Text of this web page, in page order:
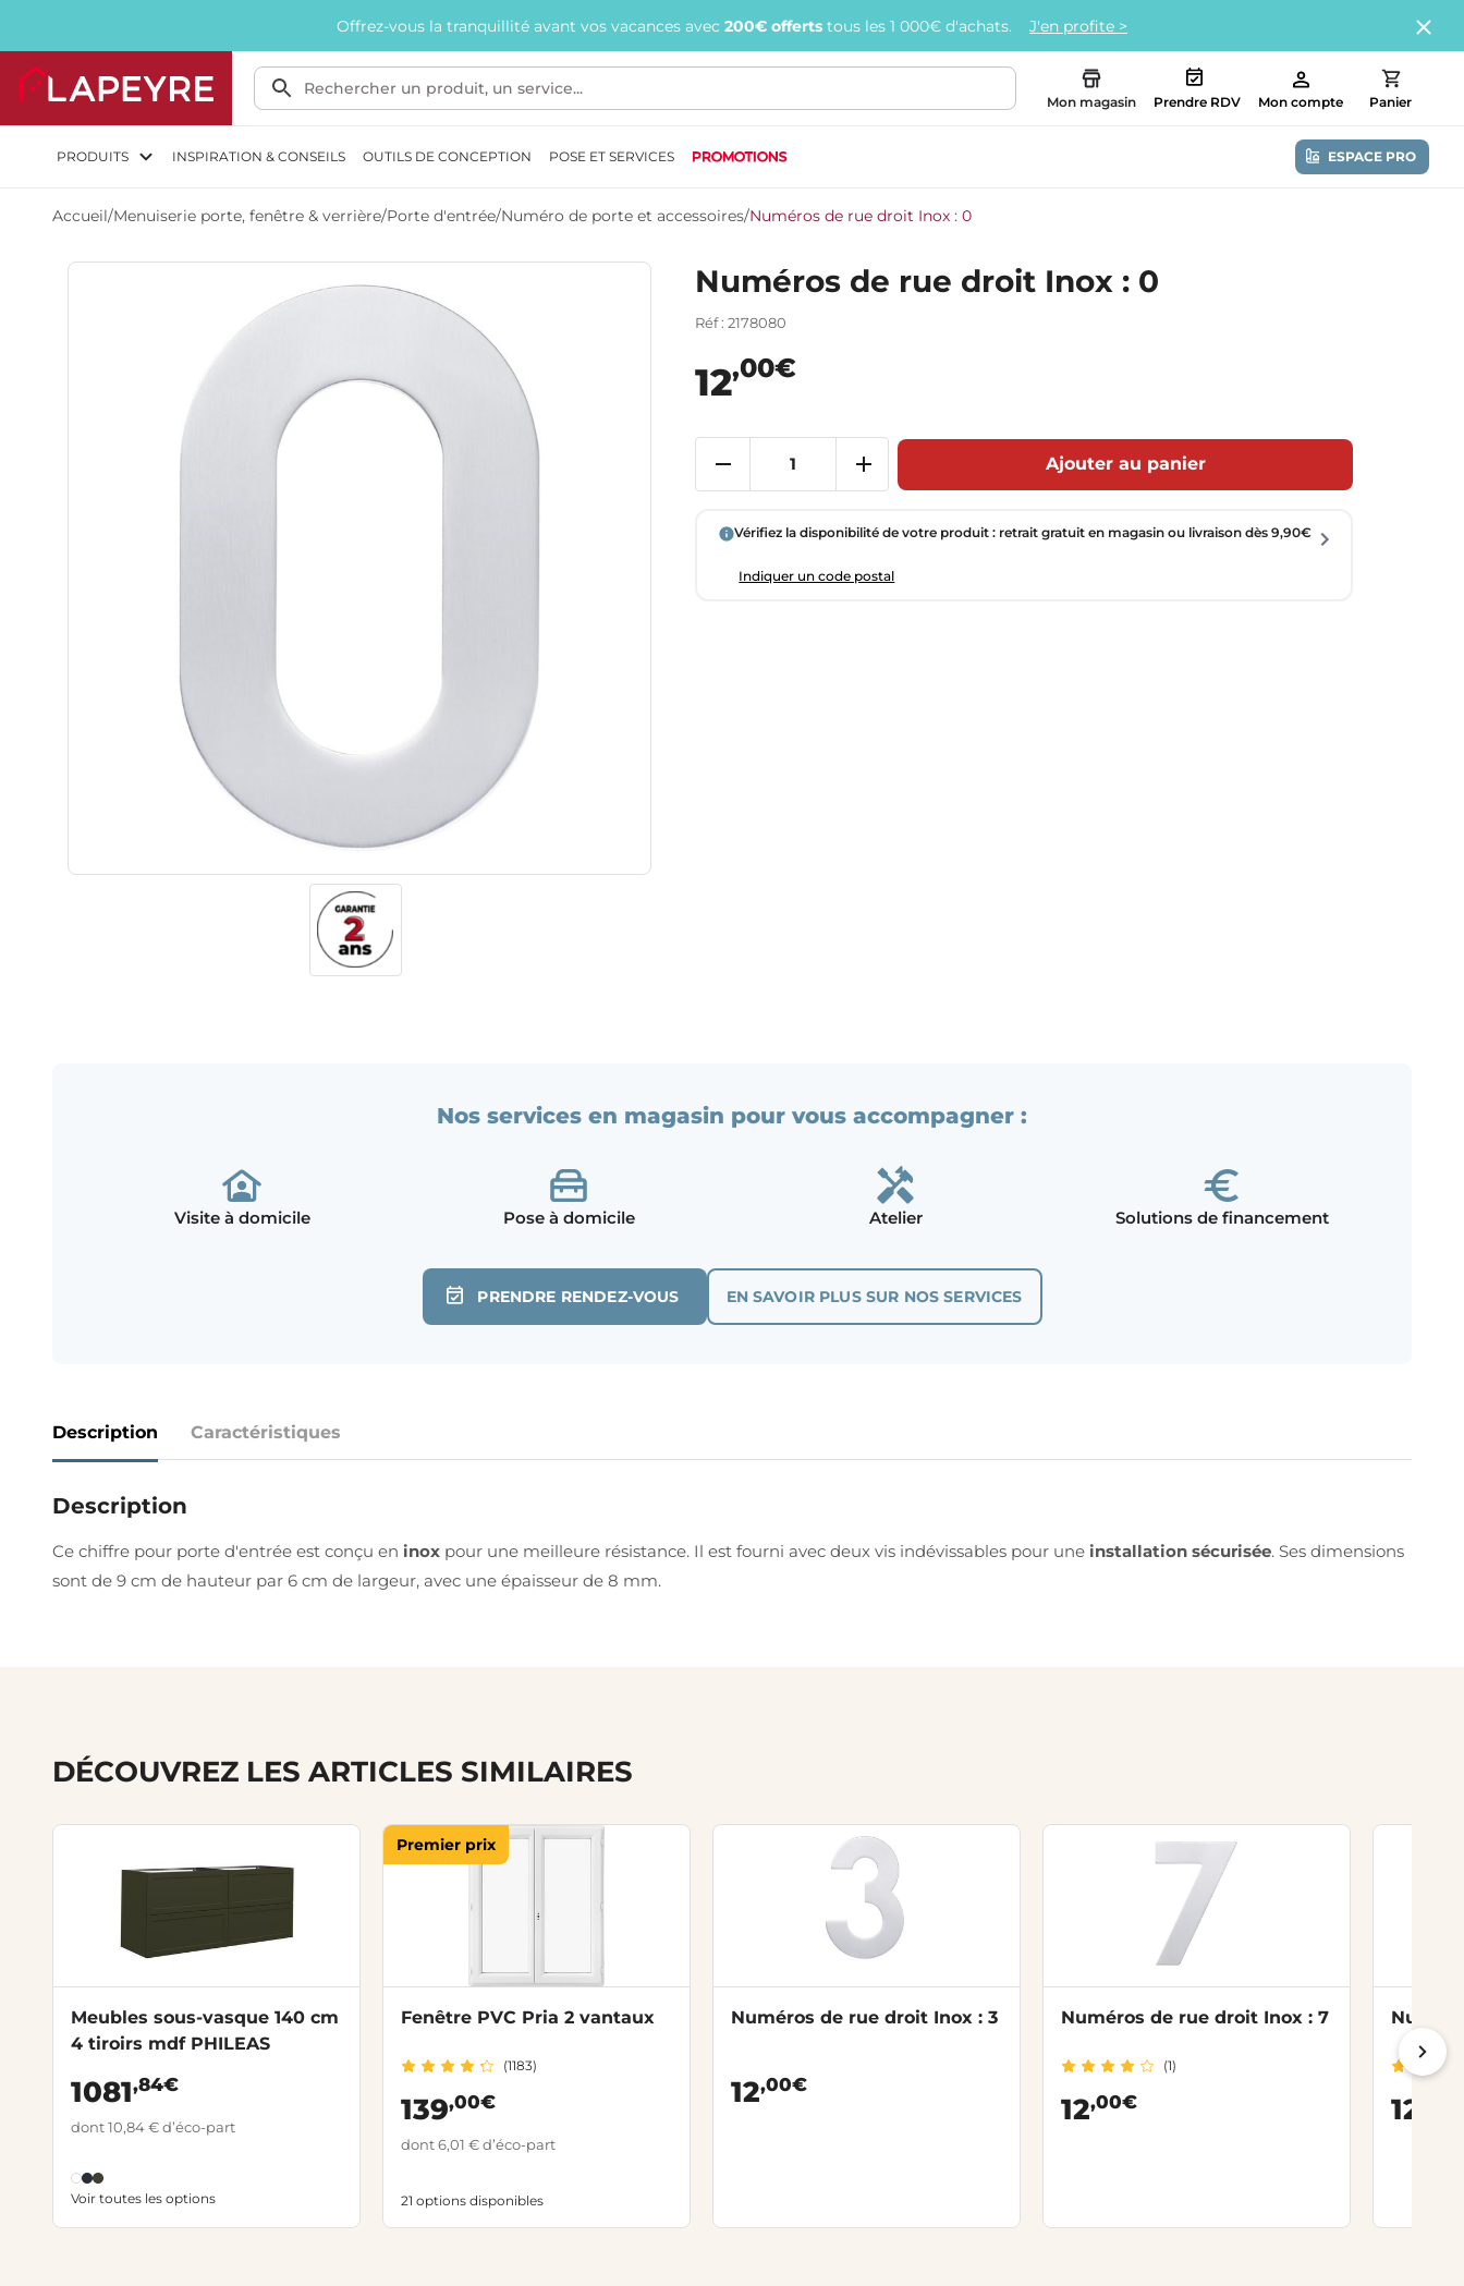
Offrez-vous la tranquillité avant vos vacances avec 200€ offerts tous les 1 000€ d'achats. J'en profite >
Mon magasin Prendre RDV Mon compte Panier
PRODUITS INSPIRATION & CONSEILS OUTILS DE CONCEPTION POSE ET SERVICES PROMOTIONS ESPACE PRO
Accueil/Menuiserie porte, fenêtre & verrière/Porte d'entrée/Numéro de porte et accessoires/Numéros de rue droit Inox : 0
Numéros de rue droit Inox : 0
Réf : 2178080
12,00€
Ajouter au panier
Vérifiez la disponibilité de votre produit : retrait gratuit en magasin ou livraison dès 9,90€
Indiquer un code postal
Nos services en magasin pour vous accompagner :
Visite à domicile Pose à domicile Atelier Solutions de financement
PRENDRE RENDEZ-VOUS EN SAVOIR PLUS SUR NOS SERVICES
Description Caractéristiques
Description
Ce chiffre pour porte d'entrée est conçu en inox pour une meilleure résistance. Il est fourni avec deux vis indévissables pour une installation sécurisée. Ses dimensions
sont de 9 cm de hauteur par 6 cm de largeur, avec une épaisseur de 8 mm.
DÉCOUVREZ LES ARTICLES SIMILAIRES
Meubles sous-vasque 140 cm
4 tiroirs mdf PHILEAS
1081,84€
dont 10,84 € d’éco-part
Voir toutes les options
Premier prix
Fenêtre PVC Pria 2 vantaux
(1183)
139,00€
dont 6,01 € d’éco-part
21 options disponibles
Numéros de rue droit Inox : 3
12,00€
Numéros de rue droit Inox : 7
(1)
12,00€ 12